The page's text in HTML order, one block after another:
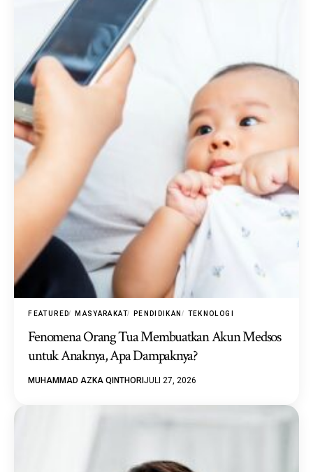
FEATURED MASYARAKAT PENDIDIKAN TEKNOLOGI
Fenomena Orang Tua Membuatkan Akun Medsos
untuk Anaknya, Apa Dampaknya?
MUHAMMAD AZKA QINTHORIJULI 27, 2026